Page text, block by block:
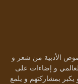
الأدبية من شعر و
و إضاءات على
يكبر بمشاركتهم و يلمع